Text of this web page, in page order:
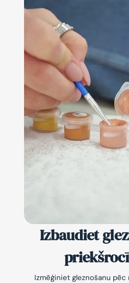
Izbaudiet
Izmēģiniet gleznošanu